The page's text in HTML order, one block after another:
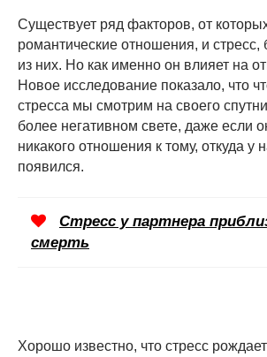
Существует ряд факторов, от
романтические отношения, и стресс,
из них. Но как именно он влияет на
Новое исследование показало, что
стресса мы смотрим на своего
более негативном свете, даже если
никакого отношения к тому, откуда у
появился.
Стресс у партнера
смерть
Хорошо известно, что стресс